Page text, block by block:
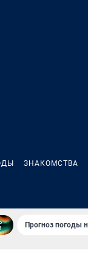
ЗНАКОМСТВА
Прогноз погоды